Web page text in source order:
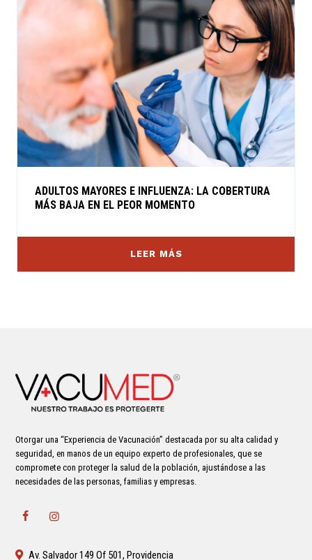
ADULTOS MAYORES E INFLUENZA: LA COBERTURA
MÁS BAJA EN EL PEOR MOMENTO
LEER MÁS
Otorgar una “Experiencia de Vacunación” destacada por su alta calidad y
seguridad, en manos de un equipo experto de profesionales, que se
compromete con proteger la salud de la población, ajustándose a las
necesidades de las personas, familias y empresas.
Av. Salvador 149 Of 501, Providencia